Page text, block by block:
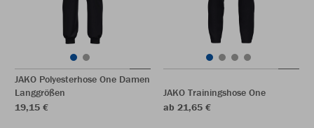
JAKO Polyesterhose One Damen
Langgrößen
19,15 €
JAKO Trainingshose One
ab 21,65 €